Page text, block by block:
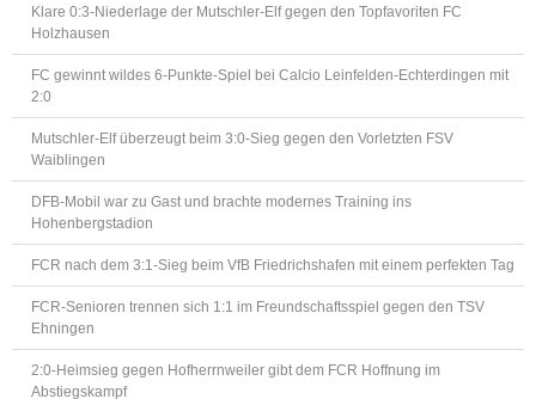
Klare 0:3-Niederlage der Mutschler-Elf gegen den Topfavoriten FC
Holzhausen
FC gewinnt wildes 6-Punkte-Spiel bei Calcio Leinfelden-Echterdingen mit
2:0
Mutschler-Elf überzeugt beim 3:0-Sieg gegen den Vorletzten FSV
Waiblingen
DFB-Mobil war zu Gast und brachte modernes Training ins
Hohenbergstadion
FCR nach dem 3:1-Sieg beim VfB Friedrichshafen mit einem perfekten Tag
FCR-Senioren trennen sich 1:1 im Freundschaftsspiel gegen den TSV
Ehningen
2:0-Heimsieg gegen Hofherrnweiler gibt dem FCR Hoffnung im
Abstiegskampf